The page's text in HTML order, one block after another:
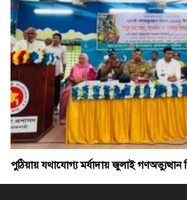
পুঠিয়ায় যথাযোগ্য মর্যাদায় জুলাই গণঅভ্যুত্থান